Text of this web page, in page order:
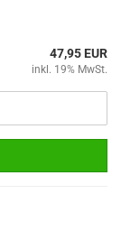
47,95 EUR
inkl. 19% MwSt.